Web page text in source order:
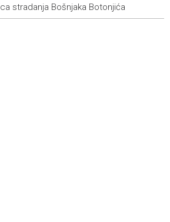
stradanja Bošnjaka Botonjića